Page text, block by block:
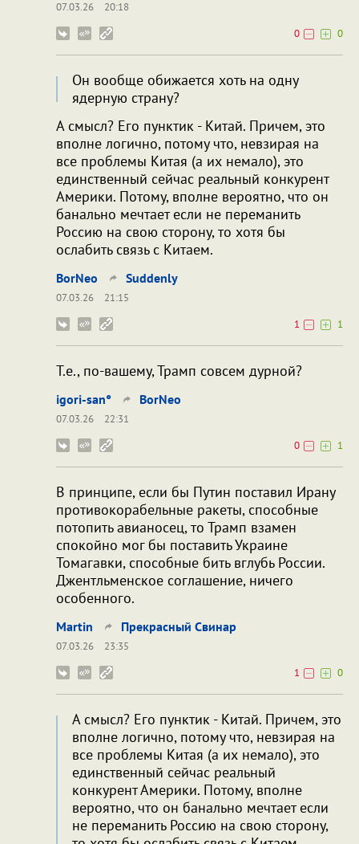
07.03.26
20:18
0
0
Он вообще обижается хоть на одну
ядерную страну?
А смысл? Его пунктик - Китай. Причем, это
вполне логично, потому что, невзирая на
все проблемы Китая (а их немало), это
единственный сейчас реальный конкурент
Америки. Потому, вполне вероятно, что он
банально мечтает если не переманить
Россию на свою сторону, то хотя бы
ослабить связь с Китаем.
BorNeo Suddenly
07.03.26
21:15
1
1
Т.е., по-вашему, Трамп совсем дурной?
igori-san° BorNeo
07.03.26
22:31
0
1
В принципе, если бы Путин поставил Ирану
противокорабельные ракеты, способные
потопить авианосец, то Трамп взамен
спокойно мог бы поставить Украине
Томагавки, способные бить вглубь России.
Джентльменское соглашение, ничего
особенного.
Martin Прекрасный Свинар
07.03.26
23:35
1
0
А смысл? Его пунктик - Китай. Причем, это
вполне логично, потому что, невзирая на
все проблемы Китая (а их немало), это
единственный сейчас реальный
конкурент Америки. Потому, вполне
вероятно, что он банально мечтает если
не переманить Россию на свою сторону,